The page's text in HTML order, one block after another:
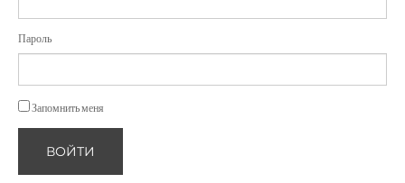
Пароль
Запомнить меня
ВОЙТИ